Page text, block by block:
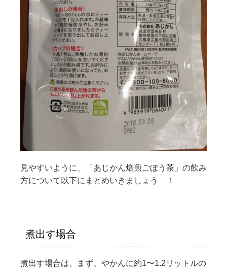
見やすいように、「あじかん焙煎ごぼう茶」の飲み
方について以下にまとめいきましょう ！
煮出す場合
煮出す場合は、まず、やかんに約1〜1.2リットルの